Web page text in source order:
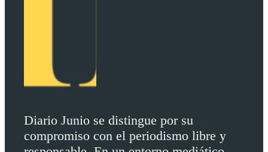
Diario Junio se distingue por su
compromiso con el periodismo libre y